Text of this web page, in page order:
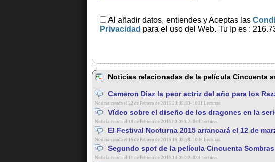
Al añadir datos, entiendes y Aceptas las
Privacidad para el uso del Web. Tu Ip es :
Noticias relacionadas de la película Cincuenta
Cameron Diaz la peor actriz del año para los
Noticia creada el 22 de Febrero de 2015 20:05:33- 1031 Lecturas
Vídeo sobre el diseño de los dragones en la
Noticia creada el 18 de Febrero de 2015 00:05:07- 843 Lecturas
El Festival Nocturna 2015 arrancará el 12 de
Noticia creada el 16 de Febrero de 2015 16:05:28- 1036 Lecturas
Segundo spot de la película Cincuenta Sombras
Noticia creada el 11 de Febrero de 2015 14:05:32- 834 Lecturas